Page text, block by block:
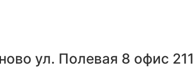
ул. Полевая 8 офис 211